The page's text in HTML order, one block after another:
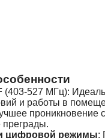
(403-527 МГц):
и работы в
проникновение
преграды.
цифровой режимы: